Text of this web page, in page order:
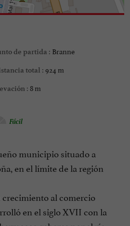
de partida : Branne
total : 924 m
: 8 m
Fácil
municipio situado a
en el límite de la región
al comercio
en el siglo XVII con la